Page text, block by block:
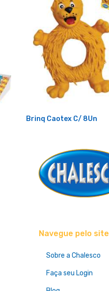
Brinq Caotex C/ 8Un
Navegue pelo site
Sobre a Chalesco
Faça seu Login